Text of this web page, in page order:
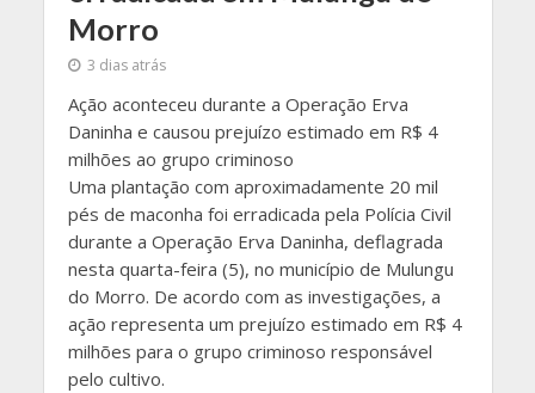
Morro
3 dias atrás
Ação aconteceu durante a Operação Erva
Daninha e causou prejuízo estimado em R$ 4
milhões ao grupo criminoso
Uma plantação com aproximadamente 20 mil
pés de maconha foi erradicada pela Polícia Civil
durante a Operação Erva Daninha, deflagrada
nesta quarta-feira (5), no município de Mulungu
do Morro. De acordo com as investigações, a
ação representa um prejuízo estimado em R$ 4
milhões para o grupo criminoso responsável
pelo cultivo.